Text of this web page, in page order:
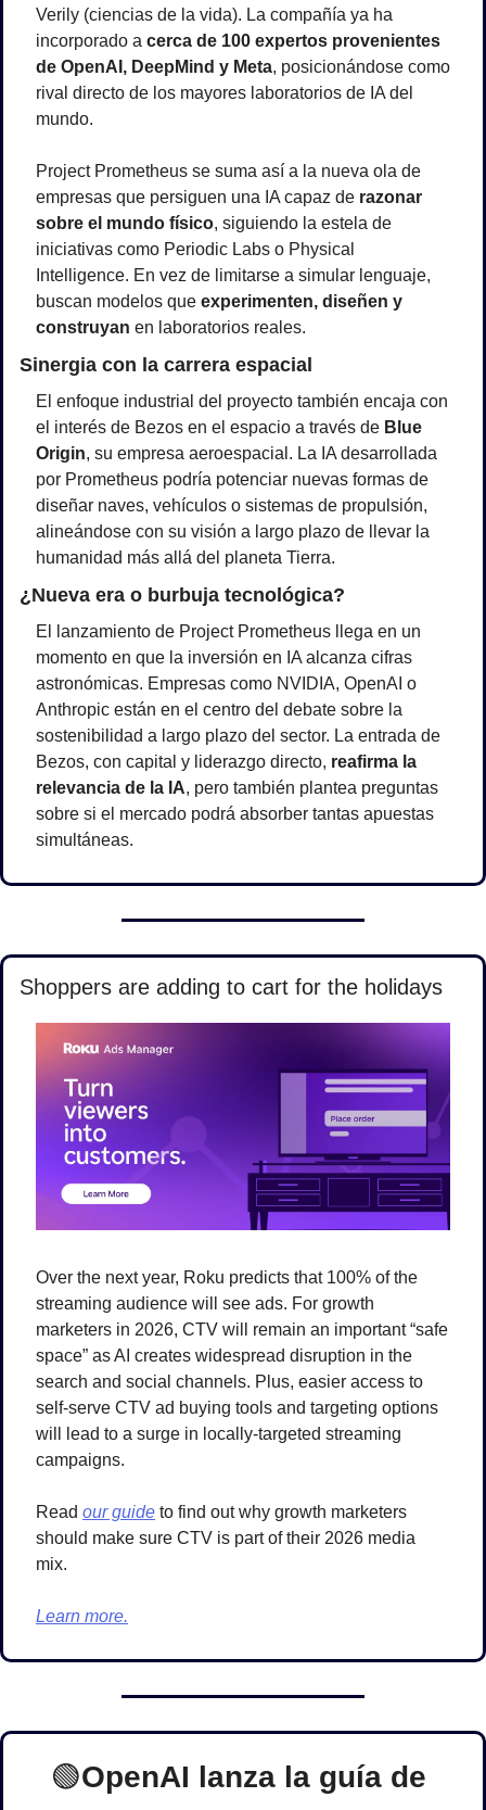
Verily (ciencias de la vida). La compañía ya ha
incorporado a cerca de 100 expertos provenientes
de OpenAI, DeepMind y Meta, posicionándose como
rival directo de los mayores laboratorios de IA del
mundo.
Project Prometheus se suma así a la nueva ola de
empresas que persiguen una IA capaz de razonar
sobre el mundo físico, siguiendo la estela de
iniciativas como Periodic Labs o Physical
Intelligence. En vez de limitarse a simular lenguaje,
buscan modelos que experimenten, diseñen y
construyan en laboratorios reales.
Sinergia con la carrera espacial
El enfoque industrial del proyecto también encaja con
el interés de Bezos en el espacio a través de Blue
Origin, su empresa aeroespacial. La IA desarrollada
por Prometheus podría potenciar nuevas formas de
diseñar naves, vehículos o sistemas de propulsión,
alineándose con su visión a largo plazo de llevar la
humanidad más allá del planeta Tierra.
¿Nueva era o burbuja tecnológica?
El lanzamiento de Project Prometheus llega en un
momento en que la inversión en IA alcanza cifras
astronómicas. Empresas como NVIDIA, OpenAI o
Anthropic están en el centro del debate sobre la
sostenibilidad a largo plazo del sector. La entrada de
Bezos, con capital y liderazgo directo, reafirma la
relevancia de la IA, pero también plantea preguntas
sobre si el mercado podrá absorber tantas apuestas
simultáneas.
Shoppers are adding to cart for the holidays
Over the next year, Roku predicts that 100% of the
streaming audience will see ads. For growth
marketers in 2026, CTV will remain an important “safe
space” as AI creates widespread disruption in the
search and social channels. Plus, easier access to
self-serve CTV ad buying tools and targeting options
will lead to a surge in locally-targeted streaming
campaigns.
Read our guide to find out why growth marketers
should make sure CTV is part of their 2026 media
mix.
Learn more.
🟢OpenAI lanza la guía de